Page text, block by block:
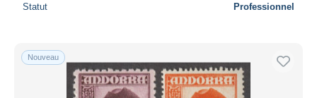
Statut Professionnel
Nouveau